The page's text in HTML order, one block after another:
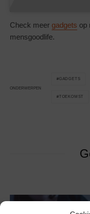
Check meer gadgets op
mensgoodlife.
ONDERWERPEN
GADGETS
TOEKOMST